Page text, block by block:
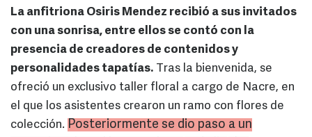
La anfitriona Osiris Mendez recibió a sus invitados
con una sonrisa, entre ellos se contó con la
presencia de creadores de contenidos y
personalidades tapatías. Tras la bienvenida, se
ofreció un exclusivo taller floral a cargo de Nacre, en
el que los asistentes crearon un ramo con flores de
colección. Posteriormente se dio paso a un